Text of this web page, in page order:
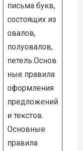
письма букв,
состоящих из
овалов,
полуовалов,
петель.Основ
ные правила
оформления
предложений
и текстов.
Основные
правила